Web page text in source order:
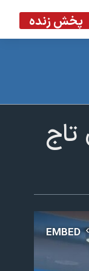
پخش زنده
تاج
EMBED